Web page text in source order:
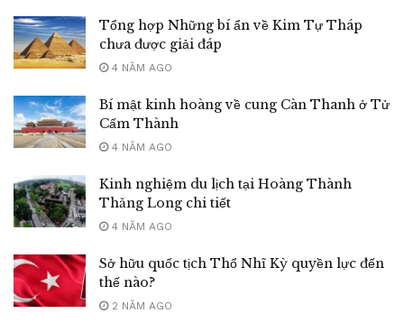
Tổng hợp Những bí ẩn về Kim Tự Tháp
chưa được giải đáp
4 NĂM AGO
Bí mật kinh hoàng về cung Càn Thanh ở Tử
Cấm Thành
4 NĂM AGO
Kinh nghiệm du lịch tại Hoàng Thành
Thăng Long chi tiết
4 NĂM AGO
Sở hữu quốc tịch Thổ Nhĩ Kỳ quyền lực đến
thế nào?
2 NĂM AGO